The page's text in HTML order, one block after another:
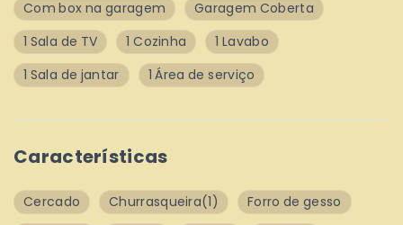
Com box na garagem
Garagem Coberta
1 Sala de TV
1 Cozinha
1 Lavabo
1 Sala de jantar
1 Área de serviço
Características
Cercado Churrasqueira(1)
Forro de gesso